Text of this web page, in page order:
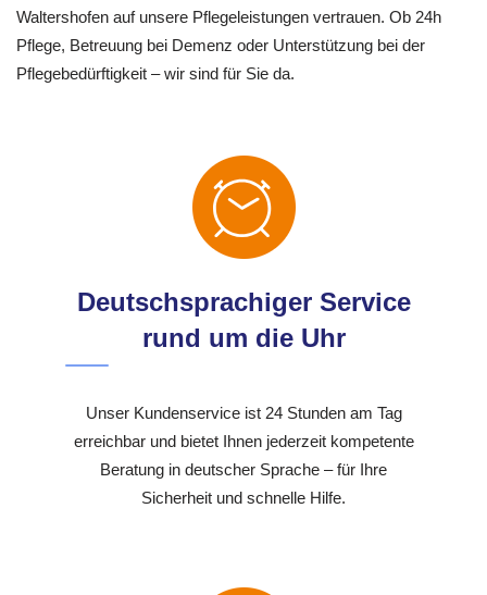
Waltershofen auf unsere Pflegeleistungen vertrauen. Ob 24h
Pflege, Betreuung bei Demenz oder Unterstützung bei der
Pflegebedürftigkeit – wir sind für Sie da.
Deutschsprachiger Service
rund um die Uhr
Unser Kundenservice ist 24 Stunden am Tag
erreichbar und bietet Ihnen jederzeit kompetente
Beratung in deutscher Sprache – für Ihre
Sicherheit und schnelle Hilfe.